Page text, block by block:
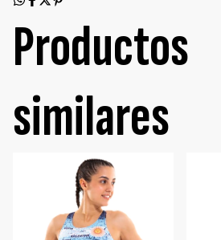
Productos
similares